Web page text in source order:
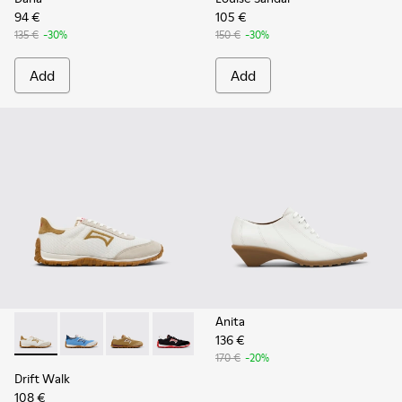
94 €
135 € -30%
Add
105 €
150 € -30%
Add
Drift Walk - K201886-001 - Multicolor Textile and Nubuck
Drift Walk - K201886-008
Drift Walk - K201886-006
Drift Walk - K201886-003
Drift Walk
108 €
Anita
136 €
170 € -20%